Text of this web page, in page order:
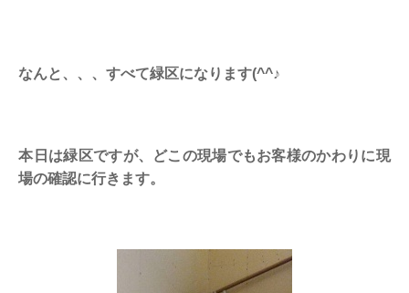
なんと、、、すべて緑区になります(^^♪
本日は緑区ですが、どこの現場でもお客様のかわりに現
場の確認に行きます。